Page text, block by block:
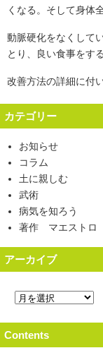
くなる。そして身体
動脈硬化をなくして
とり、良い食事をす
改善方法の詳細に付
カテゴリー
お知らせ
コラム
土に親しむ
武術
病気を知ろう
著作 マエストロ
アーカイブ
Contents